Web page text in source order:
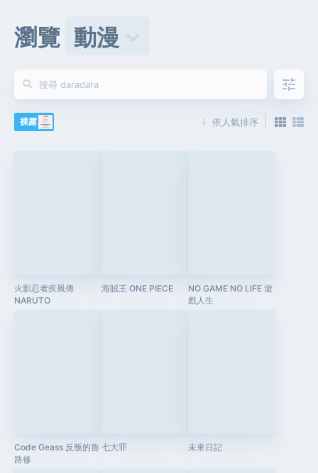
瀏覽 動漫 keyboard_arrow_down
tune
裸露 依人氣排序
火影忍者疾風傳
NARUTO
海賊王 ONE PIECE
NO GAME NO LIFE 遊
戲人生
Code Geass 反叛的魯
路修
七大罪 未來日記